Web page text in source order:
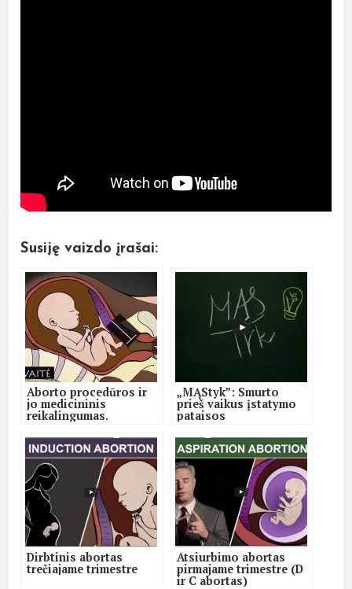
Susiję vaizdo įrašai:
Aborto procedūros ir
jo medicininis
reikalingumas.
„MĄStyk”: Smurto
prieš vaikus įstatymo
pataisos
Dirbtinis abortas
trečiajame trimestre
Atsiurbimo abortas
pirmajame trimestre (D
ir C abortas)